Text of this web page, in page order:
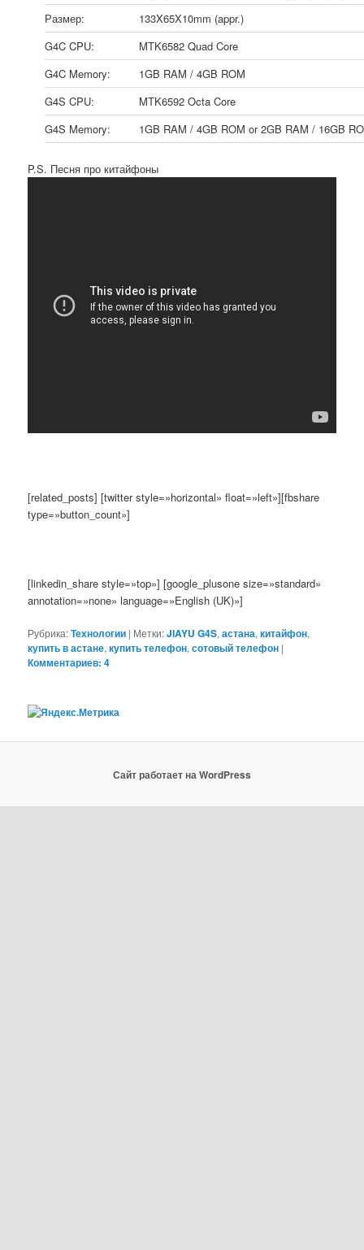
Размер:
133X65X10mm (appr.)
G4C CPU:
MTK6582 Quad Core
G4C Memory:
1GB RAM / 4GB ROM
G4S CPU:
MTK6592 Octa Core
G4S Memory:
1GB RAM / 4GB ROM or 2GB RAM / 16GB
P.S. Песня про китайфоны
[related_posts] [twitter style=»horizontal» float=»left»][fbshare
type=»button_count»]
[linkedin_share style=»top»] [google_plusone size=»standard»
annotation=»none» language=»English (UK)»]
Рубрика:Технологии | Метки:JIAYU G4S,астана,китайфон,
купить в астане,купить телефон,сотовый телефон |
Комментариев: 4
Сайт работает на WordPress